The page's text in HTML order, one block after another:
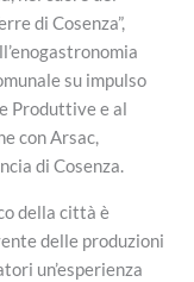
di Cosenza”,
su impulso
Produttive e al
con Arsac,
di Cosenza.
della città è
delle produzioni
un’esperienza